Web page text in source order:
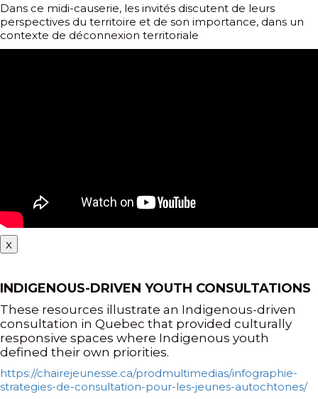
Dans ce midi-causerie, les invités discutent de leurs
perspectives du territoire et de son importance, dans un
contexte de déconnexion territoriale
x
INDIGENOUS-DRIVEN YOUTH CONSULTATIONS
These resources illustrate an Indigenous-driven
consultation in Quebec that provided culturally
responsive spaces where Indigenous youth
defined their own priorities.
https://chairejeunesse.ca/prodmultimedias/infographie-
strategies-de-consultation-pour-les-jeunes-autochtones/